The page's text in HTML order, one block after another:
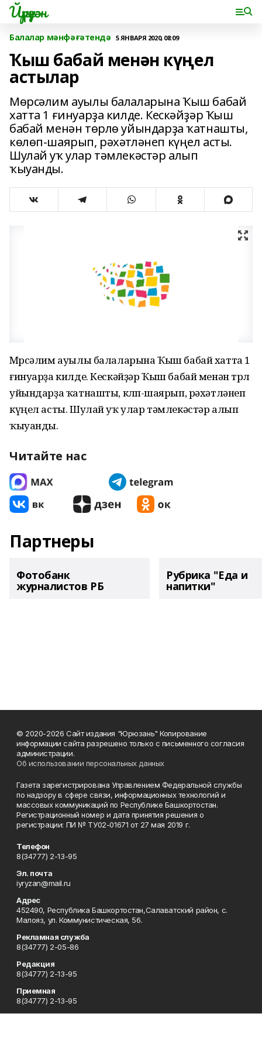
Йүрүҙән
Балалар мәнфәғәтендә 5 ЯНВАРЯ 2020, 08:09
Ҡыш бабай менән күңел
астылар
Мөрсәлим ауылы балаларына Ҡыш бабай
хатта 1 ғинуарҙа килде. Кескәйҙәр Ҡыш
бабай менән төрлө уйындарҙа ҡатнашты,
көлөп-шаярып, рәхәтләнеп күңел асты.
Шулай уҡ улар тәмлекәстәр алып
ҡыуанды.
Мөрсәлим ауылы балаларына Ҡыш бабай хатта 1
ғинуарҙа килде. Кескәйҙәр Ҡыш бабай менән төрлө
уйындарҙа ҡатнашты, көлөп-шаярып, рәхәтләнеп
күңел асты. Шулай уҡ улар тәмлекәстәр алып
ҡыуанды.
Читайте нас
Партнеры
Фотобанк
журналистов РБ
Рубрика "Еда и
напитки"
© 2020-2026 Сайт издания "Юрюзань" Копирование
информации сайта разрешено только с письменного согласия
администрации.
Об использовании персональных данных
Газета зарегистрирована Управлением Федеральной службы
по надзору в сфере связи, информационных технологий и
массовых коммуникаций по Республике Башкортостан.
Регистрационный номер и дата принятия решения о
регистрации: ПИ № ТУ02-01671 от 27 мая 2019 г.
Телефон
8(34777) 2-13-95
Эл. почта
iyryzan@mail.ru
Адрес
452490, Республика Башкортостан,Салаватский район, с.
Малояз, ул. Коммунистическая, 56.
Рекламная служба
8(34777) 2-05-86
Редакция
8(34777) 2-13-95
Приемная
8(34777) 2-13-95